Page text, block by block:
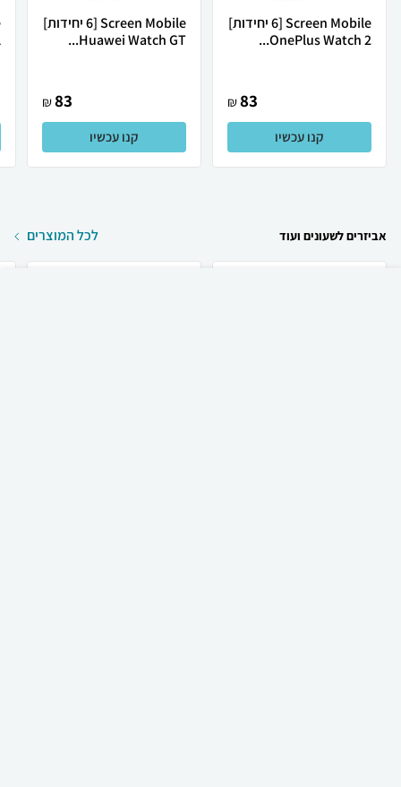
Screen Mobile [6 יחידות]
OnePlus Watch 2...
83
₪
קנו עכשיו
Screen Mobile [6 יחידות]
Huawei Watch GT...
83
₪
קנו עכשיו
אביזרים לשעונים ועוד לכל המוצרים